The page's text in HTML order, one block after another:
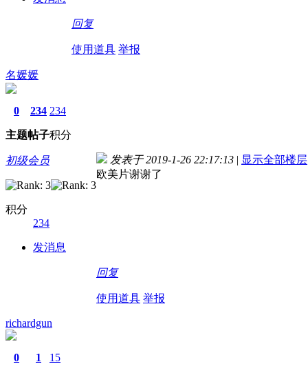
回复
使用道具 举报
名媛媛
0
主题
234
帖子
234
积分
初级会员
积分
234
发消息
发表于 2019-1-26 22:17:13 | 显示全部楼层
欧美片谢谢了
回复
使用道具 举报
richardgun
0 1 15